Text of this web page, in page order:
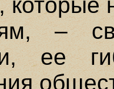
–
ее